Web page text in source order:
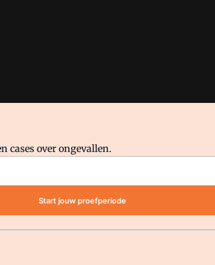
voor staat. Op gebruik van deze site zijn de
cases over ongevallen.
Start jouw proefperiode